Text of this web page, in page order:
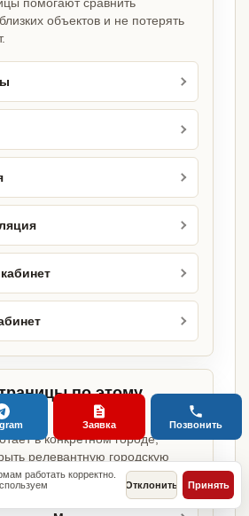
объектов и не потерять
по этому
в конкретном городе,
релевантную городскую
работать корректно.
Отклонить Принять
Заявка Позвонить